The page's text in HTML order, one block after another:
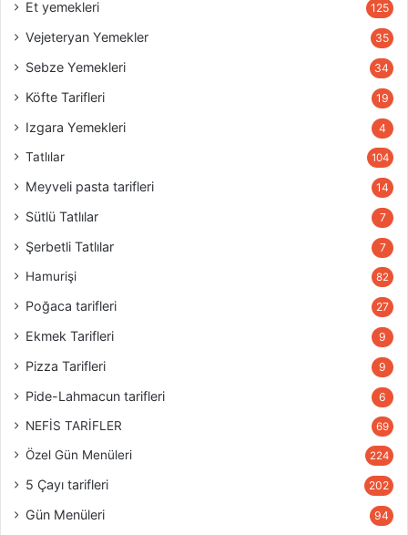
Et yemekleri 125
Vejeteryan Yemekler 35
Sebze Yemekleri 34
Köfte Tarifleri 19
Izgara Yemekleri 4
Tatlılar 104
Meyveli pasta tarifleri 14
Sütlü Tatlılar 7
Şerbetli Tatlılar 7
Hamurişi 82
Poğaca tarifleri 27
Ekmek Tarifleri 9
Pizza Tarifleri 9
Pide-Lahmacun tarifleri 6
NEFİS TARİFLER 69
Özel Gün Menüleri 224
5 Çayı tarifleri 202
Gün Menüleri 94